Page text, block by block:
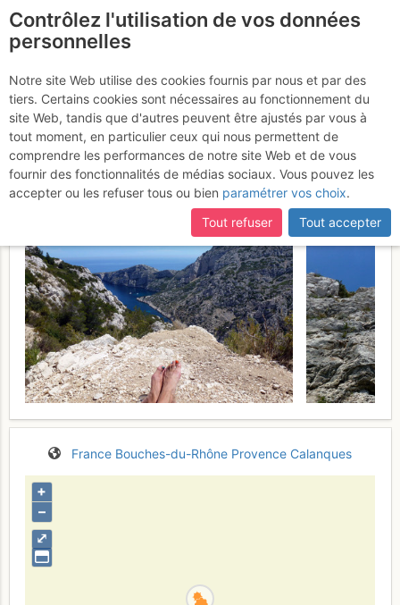
Calanque de Morgiou -
Crêt Saint Michel : Polka -
En place pour le rêve !
Vendredi 9 juin 2017
France Bouches-du-Rhône Provence Calanques
⤢
+
–
Contrôlez l'utilisation de vos données
personnelles
Notre site Web utilise des cookies fournis par nous et par des
tiers. Certains cookies sont nécessaires au fonctionnement du
site Web, tandis que d'autres peuvent être ajustés par vous à
tout moment, en particulier ceux qui nous permettent de
comprendre les performances de notre site Web et de vous
fournir des fonctionnalités de médias sociaux. Vous pouvez les
accepter ou les refuser tous ou bien paramétrer vos choix.
Tout refuser
Tout accepter